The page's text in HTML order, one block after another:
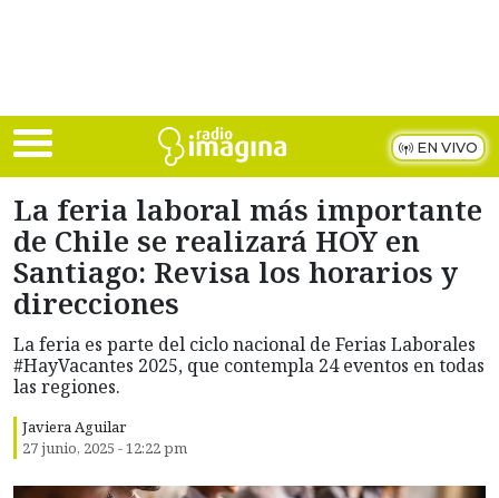
EN VIVO
La feria laboral más importante
de Chile se realizará HOY en
Santiago: Revisa los horarios y
direcciones
La feria es parte del ciclo nacional de Ferias Laborales
#HayVacantes 2025, que contempla 24 eventos en todas
las regiones.
Javiera Aguilar
27 junio, 2025 - 12:22 pm